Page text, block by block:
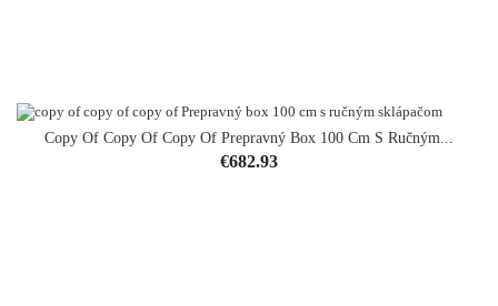
Copy Of Copy Of Copy Of Prepravný Box 100 Cm S Ručným...
Price
€682.93